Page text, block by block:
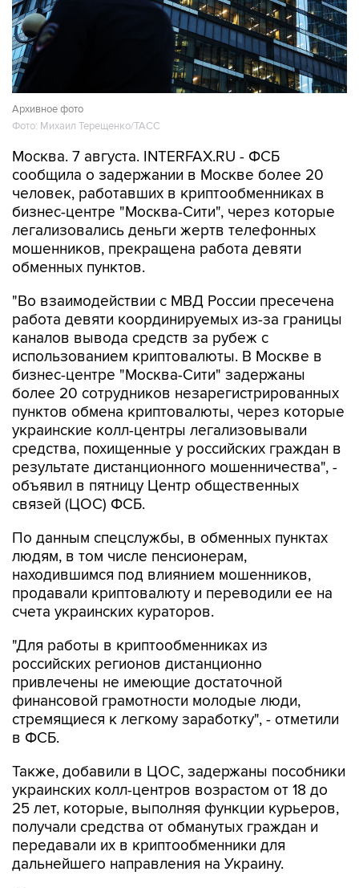
Архивное фото
Фото: Михаил Терещенко/ТАСС
Москва. 7 августа. INTERFAX.RU - ФСБ
сообщила о задержании в Москве более 20
человек, работавших в криптообменниках в
бизнес-центре "Москва-Сити", через которые
легализовались деньги жертв телефонных
мошенников, прекращена работа девяти
обменных пунктов.
"Во взаимодействии с МВД России пресечена
работа девяти координируемых из-за границы
каналов вывода средств за рубеж с
использованием криптовалюты. В Москве в
бизнес-центре "Москва-Сити" задержаны
более 20 сотрудников незарегистрированных
пунктов обмена криптовалюты, через которые
украинские колл-центры легализовывали
средства, похищенные у российских граждан в
результате дистанционного мошенничества", -
объявил в пятницу Центр общественных
связей (ЦОС) ФСБ.
По данным спецслужбы, в обменных пунктах
людям, в том числе пенсионерам,
находившимся под влиянием мошенников,
продавали криптовалюту и переводили ее на
счета украинских кураторов.
"Для работы в криптообменниках из
российских регионов дистанционно
привлечены не имеющие достаточной
финансовой грамотности молодые люди,
стремящиеся к легкому заработку", - отметили
в ФСБ.
Также, добавили в ЦОС, задержаны пособники
украинских колл-центров возрастом от 18 до
25 лет, которые, выполняя функции курьеров,
получали средства от обманутых граждан и
передавали их в криптообменники для
дальнейшего направления на Украину.